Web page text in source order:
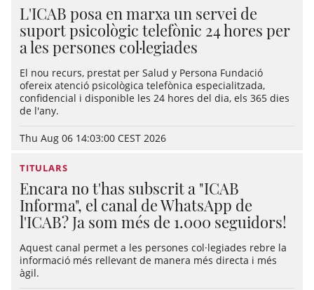
L'ICAB posa en marxa un servei de
suport psicològic telefònic 24 hores per
a les persones col·legiades
El nou recurs, prestat per Salud y Persona Fundació
ofereix atenció psicològica telefònica especialitzada,
confidencial i disponible les 24 hores del dia, els 365 dies
de l'any.
Thu Aug 06 14:03:00 CEST 2026
TITULARS
Encara no t'has subscrit a "ICAB
Informa", el canal de WhatsApp de
l'ICAB? Ja som més de 1.000 seguidors!
Aquest canal permet a les persones col·legiades rebre la
informació més rellevant de manera més directa i més
àgil.